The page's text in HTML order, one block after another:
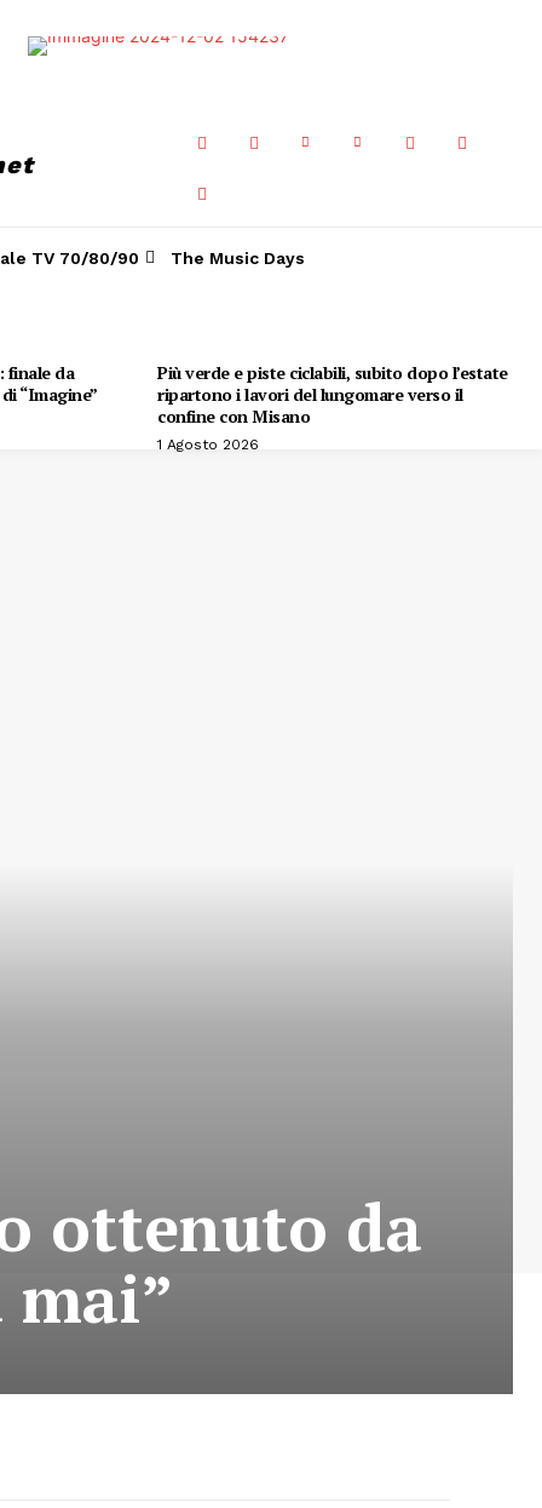
TV 70/80/90 The Music Days
finale da
“Imagine”
Più verde e piste ciclabili, subito dopo l’estate
ripartono i lavori del lungomare verso il
confine con Misano
1 Agosto 2026
ottenuto da